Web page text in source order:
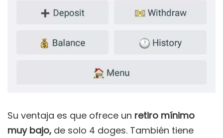
Su ventaja es que ofrece un retiro mínimo
muy bajo, de solo 4 doges. También tiene